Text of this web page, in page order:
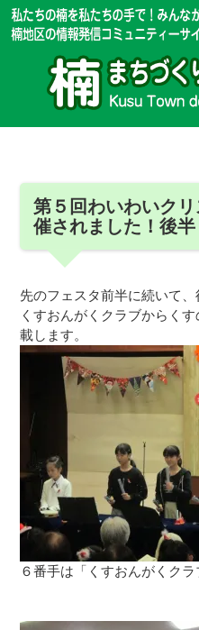
第５回わいわいク
催されました！後半
先のフェスタ前半に続いて、
くすおんがくクラブからく
載します。
６番手は「くすおんがくクラ